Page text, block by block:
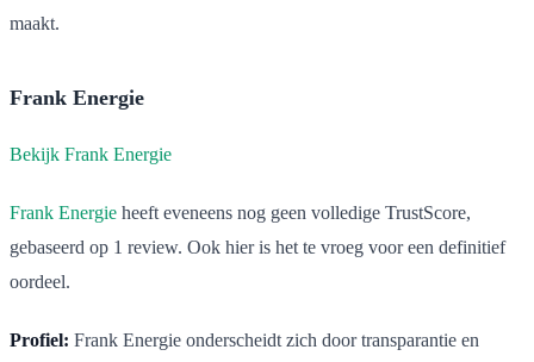
maakt.
Frank Energie
Bekijk Frank Energie
Frank Energie heeft eveneens nog geen volledige TrustScore,
gebaseerd op 1 review. Ook hier is het te vroeg voor een definitief
oordeel.
Profiel: Frank Energie onderscheidt zich door transparantie en